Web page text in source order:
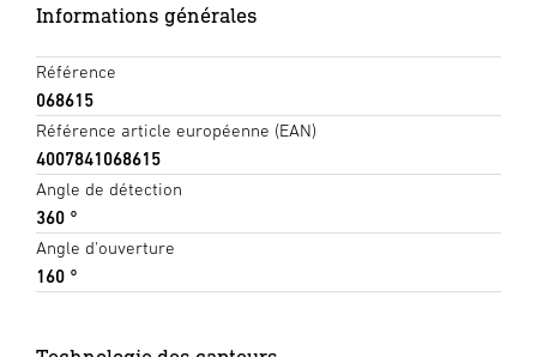
Informations générales
Référence
068615
Référence article européenne (EAN)
4007841068615
Angle de détection
360 °
Angle d'ouverture
160 °